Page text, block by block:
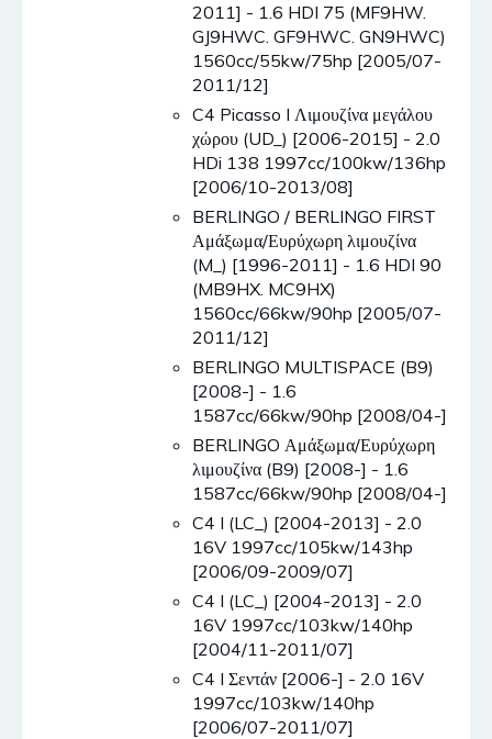
2011] - 1.6 HDI 75 (MF9HW.
GJ9HWC. GF9HWC. GN9HWC)
1560cc/55kw/75hp [2005/07-
2011/12]
C4 Picasso I Λιμουζίνα μεγάλου
χώρου (UD_) [2006-2015] - 2.0
HDi 138 1997cc/100kw/136hp
[2006/10-2013/08]
BERLINGO / BERLINGO FIRST
Αμάξωμα/Ευρύχωρη λιμουζίνα
(M_) [1996-2011] - 1.6 HDI 90
(MB9HX. MC9HX)
1560cc/66kw/90hp [2005/07-
2011/12]
BERLINGO MULTISPACE (B9)
[2008-] - 1.6
1587cc/66kw/90hp [2008/04-]
BERLINGO Αμάξωμα/Ευρύχωρη
λιμουζίνα (B9) [2008-] - 1.6
1587cc/66kw/90hp [2008/04-]
C4 I (LC_) [2004-2013] - 2.0
16V 1997cc/105kw/143hp
[2006/09-2009/07]
C4 I (LC_) [2004-2013] - 2.0
16V 1997cc/103kw/140hp
[2004/11-2011/07]
C4 I Σεντάν [2006-] - 2.0 16V
1997cc/103kw/140hp
[2006/07-2011/07]